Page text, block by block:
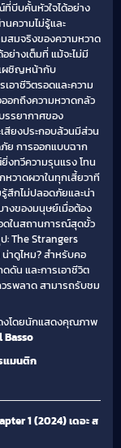
บีบคั้นหัวใจได้อย่าง
ความไม่รู้และ
สมจริงของความหวาด
ย่างเต็มที่ แม้จะไม่มี
ผชิญหน้ากับ
อาชีวิตรอดและความ
อกถึงความหวาดกลัว
รรยากาศของ
สียงประกอบล้วนมีส่วน
ย การออกแบบฉาก
งทวีความรุนแรง โทน
วาดผวาในทุกเสี้ยวาที
สึกไม่ปลอดภัยและน่า
างของมนุษย์เมื่อต้อง
ดในสถานการณ์สุดขั้ว
The Strangers
น่าดูไหม? สำหรับคอ
น และการเอาชีวิต
รพลาด สามารถรับชม
งโดยนักแสดงคุณภาพ
Basso
แมนติก
1 (2024) เดอะ ส